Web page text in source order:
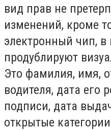
вид прав не
изменений, кроме
электронный чип, в
продублируют
Это фамилия, имя,
водителя, дата его
подписи, дата
открытые